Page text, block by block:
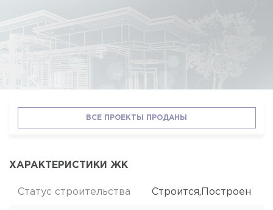
ВСЕ ПРОЕКТЫ ПРОДАНЫ
ХАРАКТЕРИСТИКИ ЖК
Статус строительства Строится,Построен